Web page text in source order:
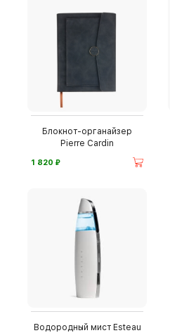
Блокнот-органайзер
Pierre Cardin
1 820 ⃏
Водородный мист Esteau